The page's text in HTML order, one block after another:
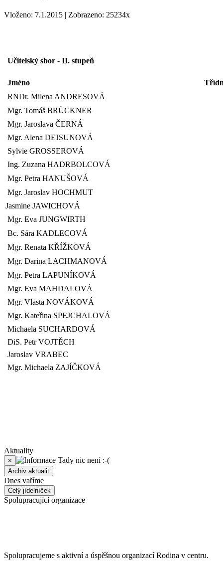
Vloženo: 7.1.2015 | Zobrazeno: 25234x
Učitelský sbor - II. stupeň
Jméno
RNDr. Milena ANDRESOVÁ
Mgr. Tomáš BRÜCKNER
Mgr. Jaroslava ČERNÁ
Mgr. Alena DEJSUNOVÁ
Sylvie GROSSEROVÁ
Ing. Zuzana HADRBOLCOVÁ
Mgr. Petra HANUŠOVÁ
Mgr. Jaroslav HOCHMUT
Jasmine JAWICHOVÁ
Mgr. Eva JUNGWIRTH
Bc. Sára KADLECOVÁ
Mgr. Renata KŘÍŽKOVÁ
Mgr. Darina LACHMANOVÁ
Mgr. Petra LAPUNÍKOVÁ
Mgr. Eva MAHDALOVÁ
Mgr. Vlasta NOVÁKOVÁ
Mgr. Kateřina SPEJCHALOVÁ
Michaela SUCHARDOVÁ
DiS. Petr VOJTĚCH
Jaroslav VRABEC
Mgr. Michaela ZAJÍČKOVÁ
Aktuality
× Tady nic není :-(
Archiv aktualit
Dnes vaříme
Celý jídelníček
Spolupracující organizace
Spolupracujeme s aktivní a úspěšnou organizací Rodina v centru.